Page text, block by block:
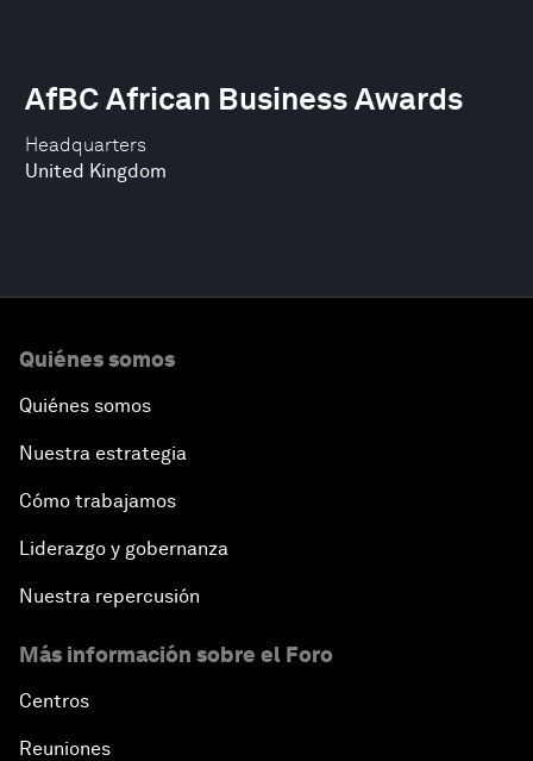
Headquarters
United Kingdom
AfBC African Business Awards
Quiénes somos
Quiénes somos
Nuestra estrategia
Cómo trabajamos
Liderazgo y gobernanza
Nuestra repercusión
Más información sobre el Foro
Centros
Reuniones